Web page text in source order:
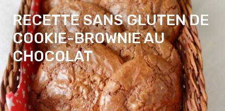
RECETTE SANS GLUTEN DE
COOKIE-BROWNIE AU
CHOCOLAT